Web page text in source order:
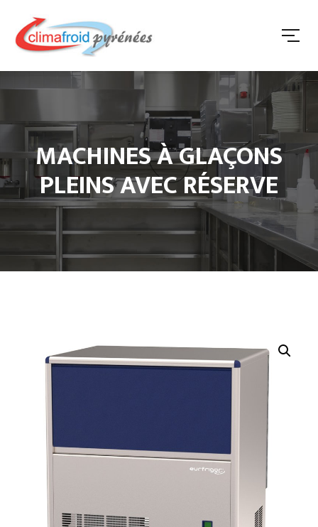
MACHINES À GLAÇONS
PLEINS AVEC RÉSERVE